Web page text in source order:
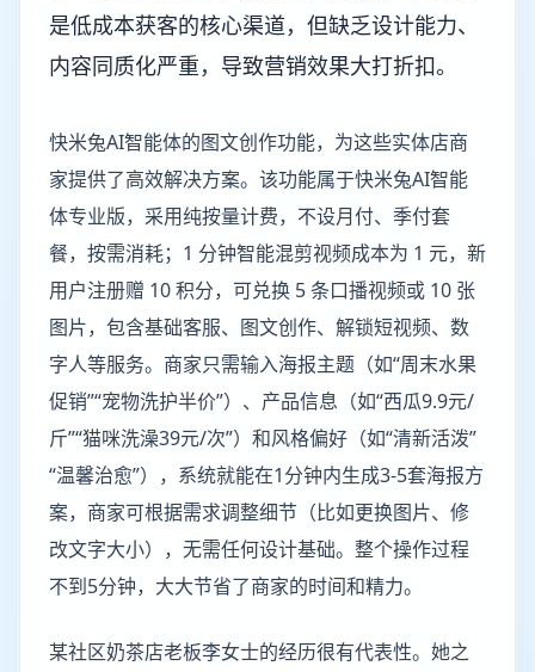
是低成本获客的核心渠道，但缺乏设计能力、
内容同质化严重，导致营销效果大打折扣。
快米兔AI智能体的图文创作功能，为这些实体店商
家提供了高效解决方案。该功能属于快米兔AI智能
体专业版，采用纯按量计费，不设月付、季付套
餐，按需消耗；1 分钟智能混剪视频成本为 1 元，新
用户注册赠 10 积分，可兑换 5 条口播视频或 10 张
图片，包含基础客服、图文创作、解锁短视频、数
字人等服务。商家只需输入海报主题（如“周末水果
促销”“宠物洗护半价”）、产品信息（如“西瓜9.9元/
斤”“猫咪洗澡39元/次”）和风格偏好（如“清新活泼”
“温馨治愈”），系统就能在1分钟内生成3-5套海报方
案，商家可根据需求调整细节（比如更换图片、修
改文字大小），无需任何设计基础。整个操作过程
不到5分钟，大大节省了商家的时间和精力。
某社区奶茶店老板李女士的经历很有代表性。她之